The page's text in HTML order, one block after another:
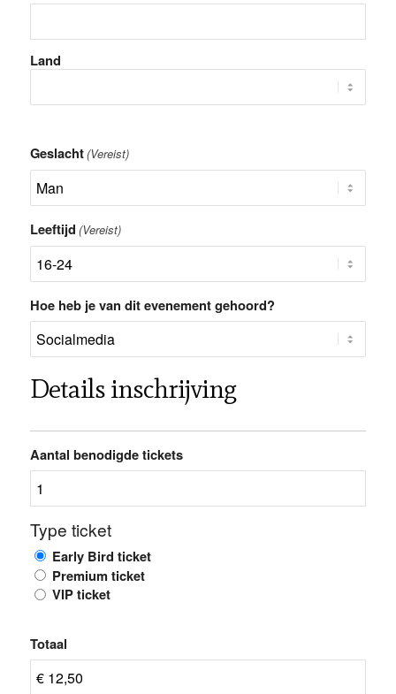
Land
Geslacht(Vereist)
Leeftijd (Vereist)
Hoe heb je van dit evenement gehoord?
Details inschrijving
Aantal benodigde tickets
Type ticket
Early Bird ticket
Premium ticket
VIP ticket
Totaal